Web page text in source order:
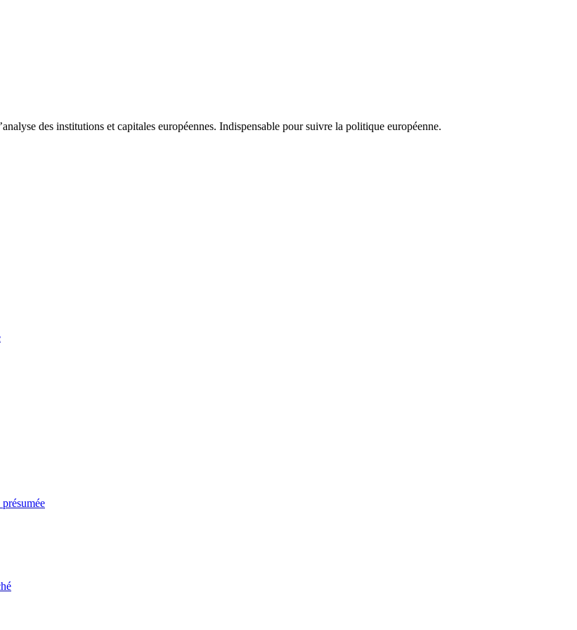
des institutions et capitales européennes. Indispensable pour suivre la politique européenne.